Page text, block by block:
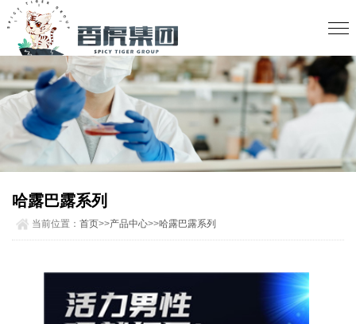
哈露巴露系列
当前位置：首页>>产品中心>>哈露巴露系列